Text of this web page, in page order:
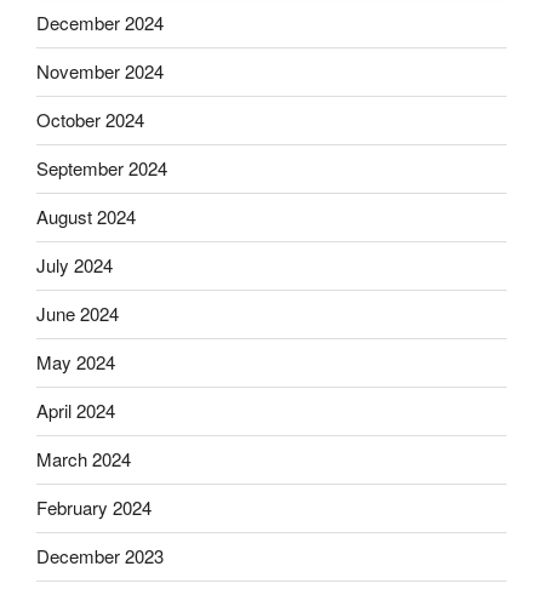
December 2024
November 2024
October 2024
September 2024
August 2024
July 2024
June 2024
May 2024
April 2024
March 2024
February 2024
December 2023